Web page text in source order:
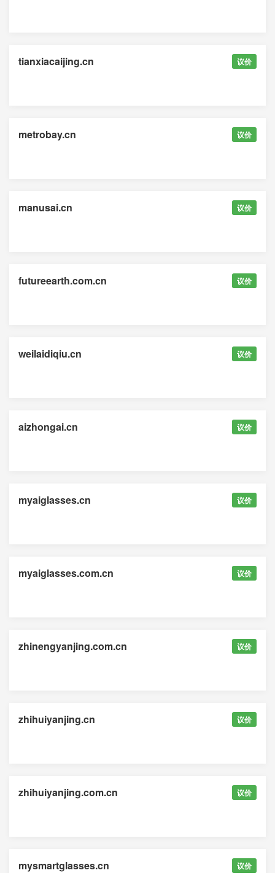
tianxiacaijing.cn 议价
metrobay.cn 议价
manusai.cn 议价
futureearth.com.cn 议价
weilaidiqiu.cn 议价
aizhongai.cn 议价
myaiglasses.cn 议价
myaiglasses.com.cn 议价
zhinengyanjing.com.cn 议价
zhihuiyanjing.cn 议价
zhihuiyanjing.com.cn 议价
mysmartglasses.cn 议价